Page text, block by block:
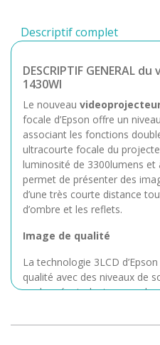
Descriptif complet
DESCRIPTIF GENERAL
1430WI
Le nouveau
focale d’Epson offre un
associant les fonctions
ultracourte focale du
luminosité de 3300lumens et
permet de présenter des
d’une très courte distance
d’ombre et les reflets.
Image de qualité
La technologie 3LCD
qualité avec des niveaux de
couleur équivalents, pour
des couleurs trois fois plus